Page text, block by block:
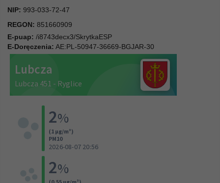
NIP: 993-033-72-47
REGON: 851660909
E-puap: /i8743decx3/SkrytkaESP
E-Doręczenia: AE:PL-50947-36669-BGJAR-30